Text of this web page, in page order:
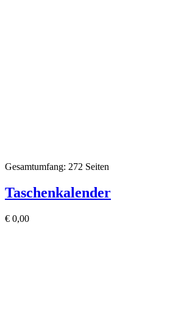
Gesamtumfang: 272 Seiten
Taschenkalender
€ 0,00